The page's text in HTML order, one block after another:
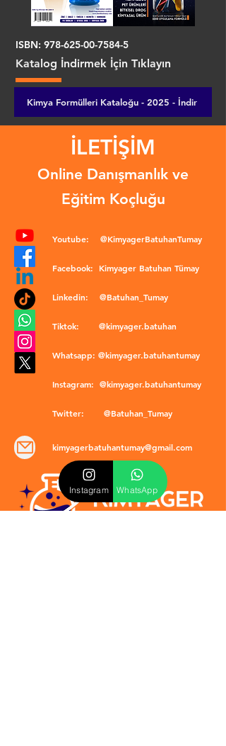
ISBN: 978-625-00-7584-5
Katalog İndirmek İçin Tıklayın
Kimya Formülleri Kataloğu - 2025 - İndir
İLETİŞİM
Online Danışmanlık ve
Eğitim Koçluğu
Youtube: @KimyagerBatuhanTumay
Facebook: Kimyager Batuhan Tümay
Linkedin: @Batuhan_Tumay
Tiktok: @kimyager.batuhan
Whatsapp: @kimyager.batuhantumay
Instagram: @kimyager.batuhantumay
Twitter: @Batuhan_Tumay
kimyagerbatuhantumay@gmail.com
Instagram WhatsApp